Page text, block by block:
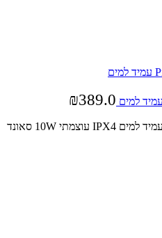
₪389.0
רמקול PiZZi LuminoBeat עמיד למים IPX4 עוצמתי 10W סאונד